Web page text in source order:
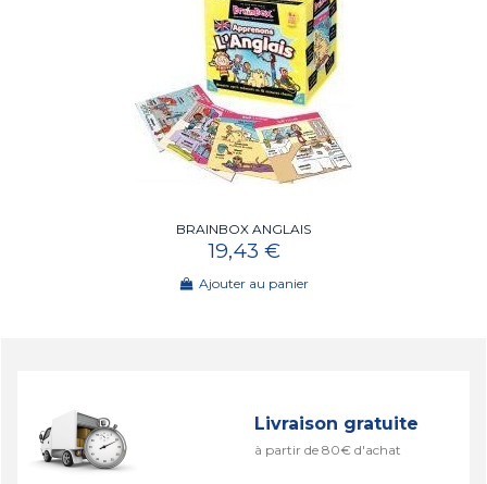
BRAINBOX ANGLAIS
19,43 €
Ajouter au panier
Livraison gratuite
à partir de 80€ d'achat